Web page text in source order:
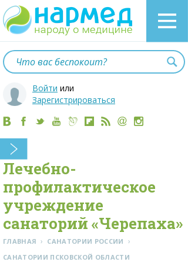
Войти или
Зарегистрироваться
Лечебно-
профилактическое
учреждение
санаторий «Черепаха»
ГЛАВНАЯ › САНАТОРИИ РОССИИ ›
CАНАТОРИИ ПСКОВСКОЙ ОБЛАСТИ